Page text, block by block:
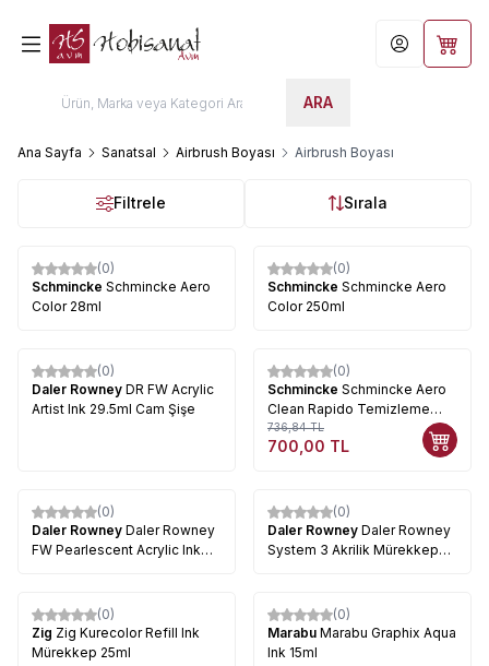
ARA
Hesabım
Ana Sayfa Sanatsal Airbrush Boyası Airbrush Boyası
Filtrele Sırala
(0)
Schmincke Schmincke Aero
Color 28ml
(0)
Schmincke Schmincke Aero
Color 250ml
(0)
Daler Rowney DR FW Acrylic
Artist Ink 29.5ml Cam Şişe
%5
(0)
Schmincke Schmincke Aero
Clean Rapido Temizleme
Sıvısı 125ml 606
736,84TL
700,00 TL
(0)
Daler Rowney Daler Rowney
FW Pearlescent Acrylic Ink
(0)
Daler Rowney Daler Rowney
System 3 Akrilik Mürekkep
(0)
Zig Zig Kurecolor Refill Ink
Mürekkep 25ml
(0)
Marabu Marabu Graphix Aqua
Ink 15ml